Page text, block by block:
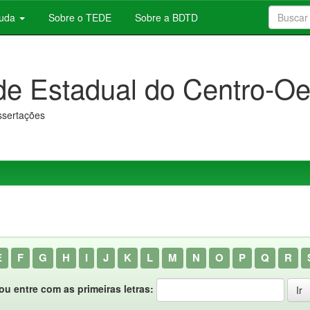
Sobre o TEDE Sobre a BDTD
Estadual do Centro-
F G H I J K L M N O P Q R
entre com as primeiras letras: